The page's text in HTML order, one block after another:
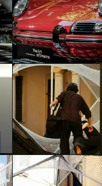
The Art of Dreams
Maya Renieri
The Art of Dreams
Matteo Gariboldi